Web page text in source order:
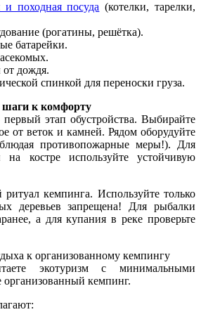
походная посуда (котелки, тарелки,
(рогатины, решётка).
батарейки.
дождя.
спинкой для переноски груза.
шаги к комфорту
этап обустройства. Выбирайте
от веток и камней. Рядом оборудуйте
противопожарные меры!). Для
костре используйте устойчивую
кемпинга. Используйте только
деревьев запрещена! Для рыбалки
а для купания в реке проверьте
к организованному кемпингу
экотуризм с минимальными
кемпинг.